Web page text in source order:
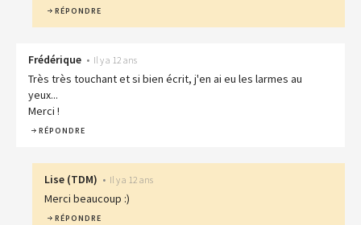
RÉPONDRE
Frédérique • Il y a 12 ans
Très très touchant et si bien écrit, j'en ai eu les larmes au
yeux...
Merci !
RÉPONDRE
Lise (TDM) • Il y a 12 ans
Merci beaucoup :)
RÉPONDRE